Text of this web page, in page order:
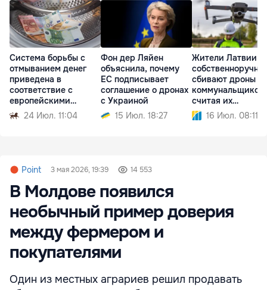
Система борьбы с
отмыванием денег
приведена в
соответствие с
европейскими
стандартами
24 Июл. 11:04
Фон дер Ляйен
объяснила, почему
ЕС подписывает
соглашение о дронах
с Украиной
15 Июл. 18:27
Жители Латвии
собственноручно
сбивают дроны
коммунальщиков,
считая их
шпионскими
16 Июл. 08:11
Point 3 мая 2026, 19:39 14 553
В Молдове появился
необычный пример доверия
между фермером и
покупателями
Один из местных аграриев решил продавать